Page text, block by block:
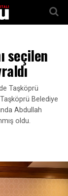
seçilen
Taşköprü
Belediye
Abdullah
oldu.